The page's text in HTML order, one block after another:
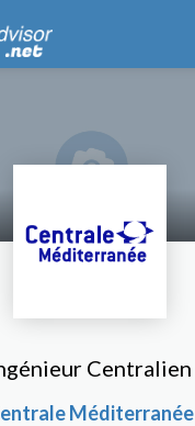
Centralien
Méditerranée